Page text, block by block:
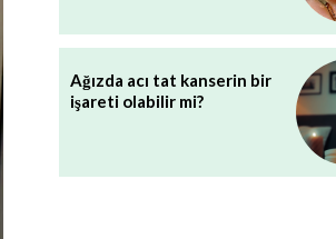
Ağızda acı tat kanserin bir
işareti olabilir mi?